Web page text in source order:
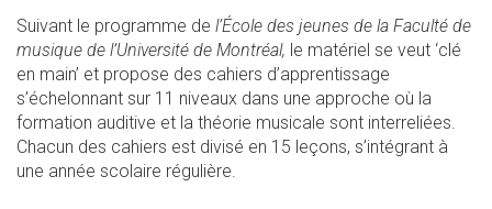
Suivant le programme de l’École des jeunes de la Faculté de
musique de l’Université de Montréal, le matériel se veut ‘clé
en main’ et propose des cahiers d’apprentissage
s’échelonnant sur 11 niveaux dans une approche où la
formation auditive et la théorie musicale sont interreliées.
Chacun des cahiers est divisé en 15 leçons, s’intégrant à
une année scolaire régulière.